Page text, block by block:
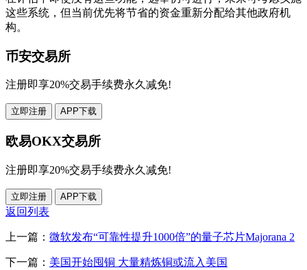
这些系统，但当前优先将节省的资金重新分配给其他政府机
构。
币安交易所
注册即享20%交易手续费永久减免!
立即注册 APP下载
欧易OKX交易所
注册即享20%交易手续费永久减免!
立即注册 APP下载
返回列表
上一篇： 微软发布“可靠性提升1000倍”的量子芯片Majorana 2
下一篇： 美国开始囤铜 大量精炼铜或流入美国